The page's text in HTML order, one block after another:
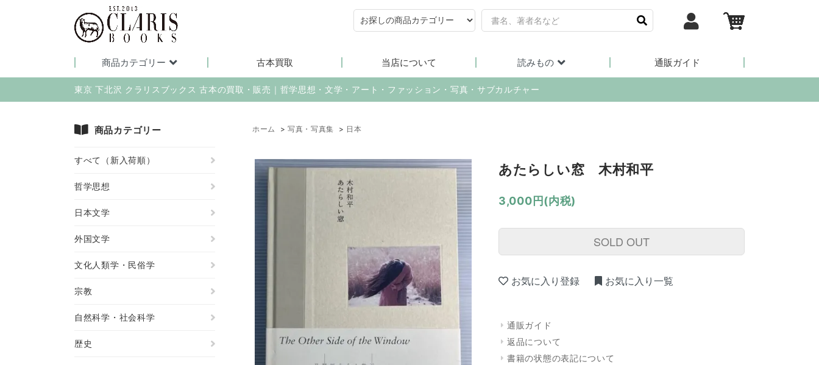
商品カテゴリー 古本買取 当店について 読みもの 通販ガイド
東京 下北沢 クラリスブックス 古本の買取・販売｜哲学思想・文学・アート・ファッション・写真・サブカルチャー
ホーム > 写真・写真集 > 日本
あたらしい窓 木村和平
3,000円(内税)
SOLD OUT
お気に入り登録 お気に入り一覧
通販ガイド
返品について
書籍の状態の表記について
商品カテゴリー
すべて（新入荷順）
哲学思想
日本文学
外国文学
文化人類学・民俗学
宗教
自然科学・社会科学
歴史